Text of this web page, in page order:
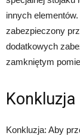
innych
zabezpieczony
dodatkowych
zamkniętym
Konkluzja
Konkluzja: Aby